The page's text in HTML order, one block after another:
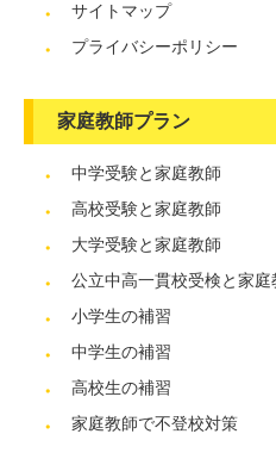
サイトマップ
プライバシーポリシー
家庭教師プラン
中学受験と家庭教師
高校受験と家庭教師
大学受験と家庭教師
公立中高一貫校受検と家庭
小学生の補習
中学生の補習
高校生の補習
家庭教師で不登校対策